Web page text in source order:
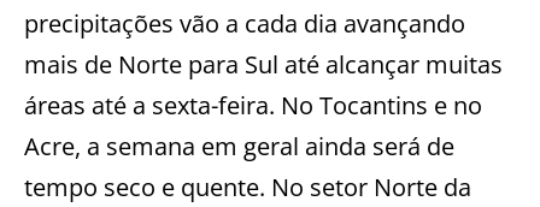
precipitações vão a cada dia avançando
mais de Norte para Sul até alcançar muitas
áreas até a sexta-feira. No Tocantins e no
Acre, a semana em geral ainda será de
tempo seco e quente. No setor Norte da